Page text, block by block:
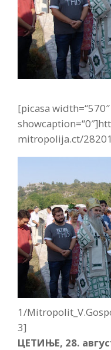
[picasa
mitropolija.ct/
1/
3]
ЦЕТИЊЕ, 28.